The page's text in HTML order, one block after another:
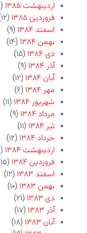
اردیبهشت ۱۳۸۵
(۱۰)
فروردین ۱۳۸۵
(۱۲)
اسفند ۱۳۸۴
(۹)
بهمن ۱۳۸۴
(۱۴)
دی ۱۳۸۴
(۱۵)
آذر ۱۳۸۴
(۹)
آبان ۱۳۸۴
(۱۲)
مهر ۱۳۸۴
(۶)
شهریور ۱۳۸۴
(۱۱)
مرداد ۱۳۸۴
(۹)
تیر ۱۳۸۴
(۱۱)
خرداد ۱۳۸۴
(۱۲)
اردیبهشت ۱۳۸۴
(۱۴)
فروردین ۱۳۸۴
(۱۵)
اسفند ۱۳۸۳
(۱۲)
بهمن ۱۳۸۳
(۱۰)
دی ۱۳۸۳
(۲۱)
آذر ۱۳۸۳
(۱۷)
آبان ۱۳۸۳
(۱۸)